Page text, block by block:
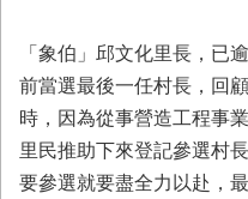
務
網
站
導
覽
「象伯」邱文化里長，已
前當選最後一任村長，回
時，因為從事營造工程事
里民推助下來登記參選村
要參選就要盡全力以赴，